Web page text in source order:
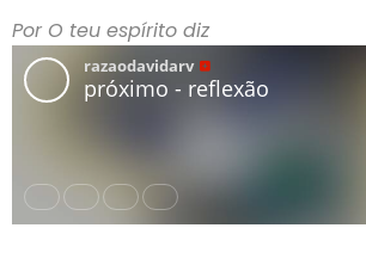
Por O teu espírito diz